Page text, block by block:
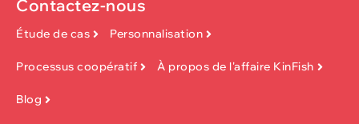
Contactez-nous
Étude de cas Personnalisation
Processus coopératif À propos de l'affaire KinFish
Blog